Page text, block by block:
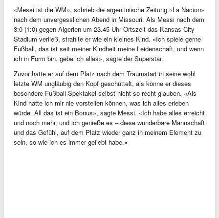
«Messi ist die WM», schrieb die argentinische Zeitung «La Nacion»
nach dem unvergesslichen Abend in Missouri. Als Messi nach dem
3:0 (1:0) gegen Algerien um 23.45 Uhr Ortszeit das Kansas City
Stadium verließ, strahlte er wie ein kleines Kind. «Ich spiele gerne
Fußball, das ist seit meiner Kindheit meine Leidenschaft, und wenn
ich in Form bin, gebe ich alles», sagte der Superstar.
Zuvor hatte er auf dem Platz nach dem Traumstart in seine wohl
letzte WM ungläubig den Kopf geschüttelt, als könne er dieses
besondere Fußball-Spektakel selbst nicht so recht glauben. «Als
Kind hätte ich mir nie vorstellen können, was ich alles erleben
würde. All das ist ein Bonus», sagte Messi. «Ich habe alles erreicht
und noch mehr, und ich genieße es – diese wunderbare Mannschaft
und das Gefühl, auf dem Platz wieder ganz in meinem Element zu
sein, so wie ich es immer geliebt habe.»